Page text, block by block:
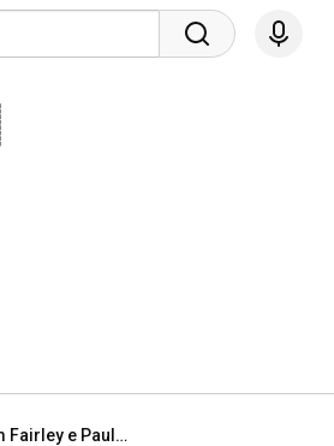
TOBY REGBO e MARA HUF 19 marzo 2026 Jim Fairley e Paula Mcgillamory ("A Woman of Substance")